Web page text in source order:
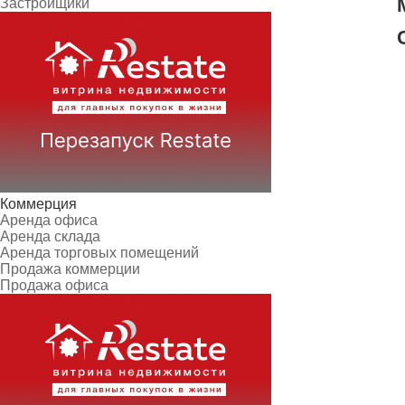
Застройщики
Коммерция
Аренда офиса
Аренда склада
Аренда торговых помещений
Продажа коммерции
Продажа офиса